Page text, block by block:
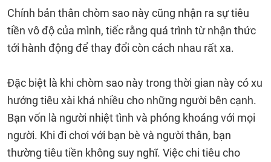
Chính bản thân chòm sao này cũng nhận ra sự tiêu
tiền vô độ của mình, tiếc rằng quá trình từ nhận thức
tới hành động để thay đổi còn cách nhau rất xa.
Đặc biệt là khi chòm sao này trong thời gian này có xu
hướng tiêu xài khá nhiều cho những người bên cạnh.
Bạn vốn là người nhiệt tình và phóng khoáng với mọi
người. Khi đi chơi với bạn bè và người thân, bạn
thường tiêu tiền không suy nghĩ. Việc chi tiêu cho